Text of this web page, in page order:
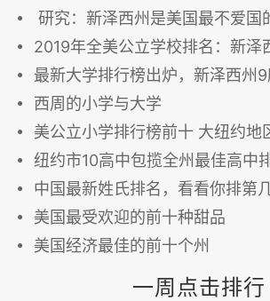
研究：新泽西州是美国最不爱国
2019年全美公立学校排名：新泽
最新大学排行榜出炉，新泽西州
西周的小学与大学
美公立小学排行榜前十 大纽约地
纽约市10高中包揽全州最佳高中
中国最新姓氏排名，看看你排第几
美国最受欢迎的前十种甜品
美国经济最佳的前十个州
一周点击排行